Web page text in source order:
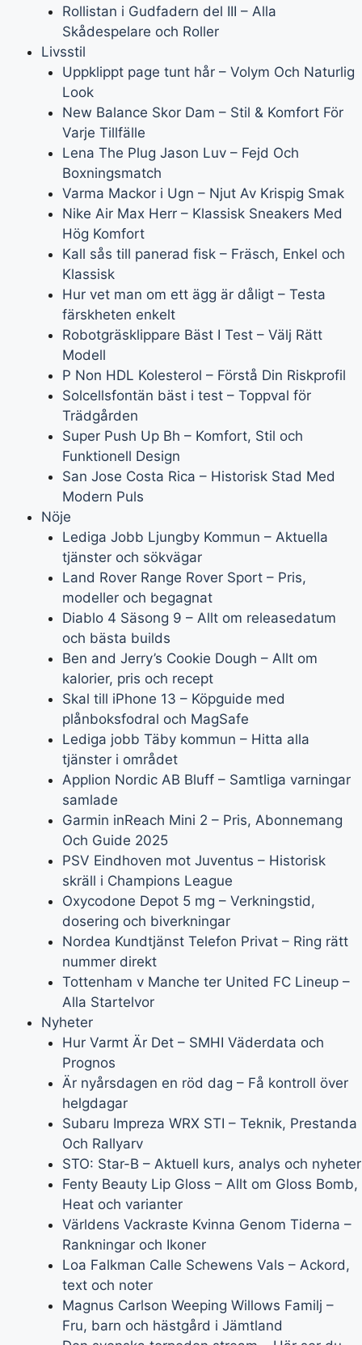
Rollistan i Gudfadern del III – Alla
Skådespelare och Roller
Livsstil
Uppklippt page tunt hår – Volym Och Naturlig
Look
New Balance Skor Dam – Stil & Komfort För
Varje Tillfälle
Lena The Plug Jason Luv – Fejd Och
Boxningsmatch
Varma Mackor i Ugn – Njut Av Krispig Smak
Nike Air Max Herr – Klassisk Sneakers Med
Hög Komfort
Kall sås till panerad fisk – Fräsch, Enkel och
Klassisk
Hur vet man om ett ägg är dåligt – Testa
färskheten enkelt
Robotgräsklippare Bäst I Test – Välj Rätt
Modell
P Non HDL Kolesterol – Förstå Din Riskprofil
Solcellsfontän bäst i test – Toppval för
Trädgården
Super Push Up Bh – Komfort, Stil och
Funktionell Design
San Jose Costa Rica – Historisk Stad Med
Modern Puls
Nöje
Lediga Jobb Ljungby Kommun – Aktuella
tjänster och sökvägar
Land Rover Range Rover Sport – Pris,
modeller och begagnat
Diablo 4 Säsong 9 – Allt om releasedatum
och bästa builds
Ben and Jerry’s Cookie Dough – Allt om
kalorier, pris och recept
Skal till iPhone 13 – Köpguide med
plånboksfodral och MagSafe
Lediga jobb Täby kommun – Hitta alla
tjänster i området
Applion Nordic AB Bluff – Samtliga varningar
samlade
Garmin inReach Mini 2 – Pris, Abonnemang
Och Guide 2025
PSV Eindhoven mot Juventus – Historisk
skräll i Champions League
Oxycodone Depot 5 mg – Verkningstid,
dosering och biverkningar
Nordea Kundtjänst Telefon Privat – Ring rätt
nummer direkt
Tottenham v Manche ter United FC Lineup –
Alla Startelvor
Nyheter
Hur Varmt Är Det – SMHI Väderdata och
Prognos
Är nyårsdagen en röd dag – Få kontroll över
helgdagar
Subaru Impreza WRX STI – Teknik, Prestanda
Och Rallyarv
STO: Star-B – Aktuell kurs, analys och nyheter
Fenty Beauty Lip Gloss – Allt om Gloss Bomb,
Heat och varianter
Världens Vackraste Kvinna Genom Tiderna –
Rankningar och Ikoner
Loa Falkman Calle Schewens Vals – Ackord,
text och noter
Magnus Carlson Weeping Willows Familj –
Fru, barn och hästgård i Jämtland